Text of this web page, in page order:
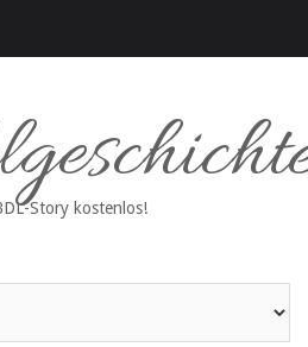
Story kostenlos!